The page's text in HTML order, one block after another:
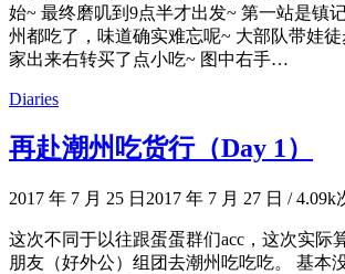
始~ 最终磨叽到9点半才出发~ 第一站是镇
州都吃了，味道确实难忘呢~ 大部队带娃
家出来右转买了点小吃~ 图中右手…
Diaries
再赴潮州吃货行（Day 1）
2017 年 7 月 25 日 2017 年 7 月 27 日 /4.09k
这次不同于以往跟蛋蛋群们acc，这次实际
朋友（好外公）组团去潮州吃吃吃。 基本